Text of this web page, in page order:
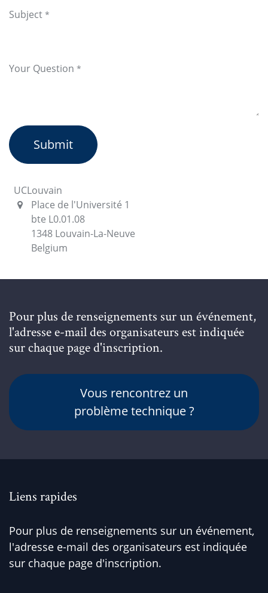
Subject *
Your Question *
Submit
UCLouvain
Place de l'Université 1
bte L0.01.08
1348 Louvain-La-Neuve
Belgium
Pour plus de renseignements sur un événement,
l'adresse e-mail des organisateurs est indiquée
sur chaque page d'inscription.
Vous rencontrez un
problème technique ?
Liens rapides
Pour plus de renseignements sur un événement,
l'adresse e-mail des organisateurs est indiquée
sur chaque page d'inscription.